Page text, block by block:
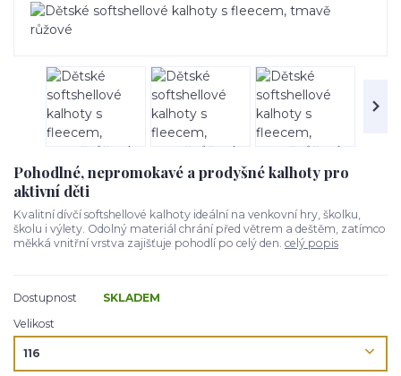
Pohodlné, nepromokavé a prodyšné kalhoty pro
aktivní děti
Kvalitní dívčí softshellové kalhoty ideální na venkovní hry, školku,
školu i výlety. Odolný materiál chrání před větrem a deštěm, zatímco
měkká vnitřní vrstva zajišťuje pohodlí po celý den. celý popis
Dostupnost
SKLADEM
Velikost